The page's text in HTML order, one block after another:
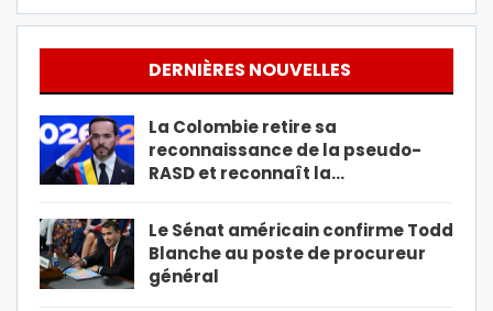
DERNIÈRES NOUVELLES
La Colombie retire sa
reconnaissance de la pseudo-
RASD et reconnaît la…
Le Sénat américain confirme Todd
Blanche au poste de procureur
général